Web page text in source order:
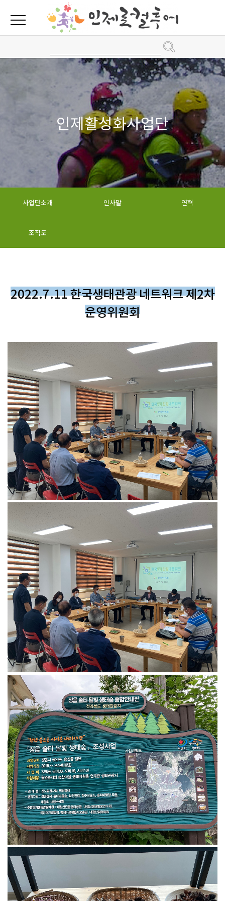
인제활성화사업단
사업단소개 인사말 연혁
조직도
2022.7.11 한국생태관광 네트워크 제2차
운영위원회